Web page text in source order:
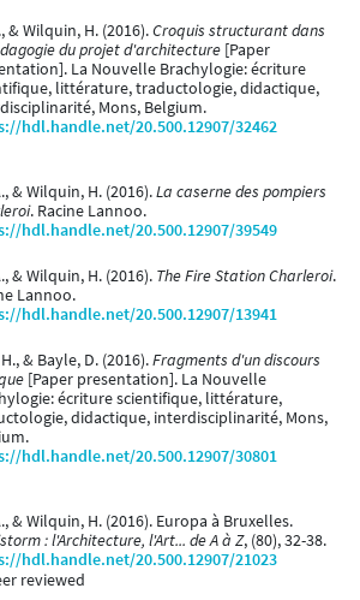
& Wilquin, H. (2016).Croquis structurant dans
du projet d'architecture [Paper
La Nouvelle Brachylogie: écriture
littérature, traductologie, didactique,
Mons, Belgium.
hdl.handle.net/20.500.12907/32462
& Wilquin, H. (2016).La caserne des pompiers
. Racine Lannoo.
hdl.handle.net/20.500.12907/39549
& Wilquin, H. (2016). The Fire Station Charleroi.
Lannoo.
hdl.handle.net/20.500.12907/13941
& Bayle, D. (2016).Fragments d'un discours
[Paper presentation]. La Nouvelle
écriture scientifique, littérature,
didactique, interdisciplinarité, Mons,
hdl.handle.net/20.500.12907/30801
& Wilquin, H. (2016). Europa à Bruxelles.
: l'Architecture, l'Art... de A à Z, (80), 32-38.
hdl.handle.net/20.500.12907/21023
reviewed